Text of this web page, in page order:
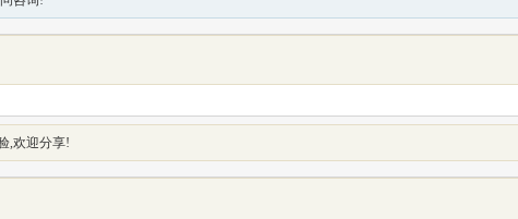
,欢迎分享!